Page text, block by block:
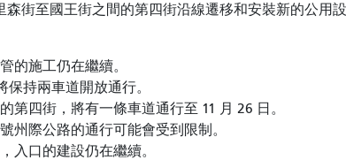
森街至國王街之間的第四街沿線遷移和安裝新的公用設
的施工仍在繼續。
持兩車道開放通行。
第四街，將有一條車道通行至 11 月 26 日。
州際公路的通行可能會受到限制。
入口的建設仍在繼續。